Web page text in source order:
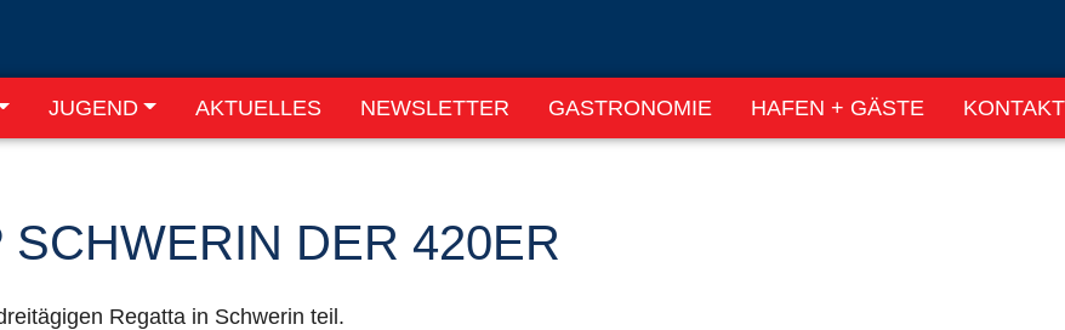
JUGEND AKTUELLES NEWSLETTER GASTRONOMIE HAFEN + GÄSTE KONTAKT
DER 420ER
Regatta in Schwerin teil.